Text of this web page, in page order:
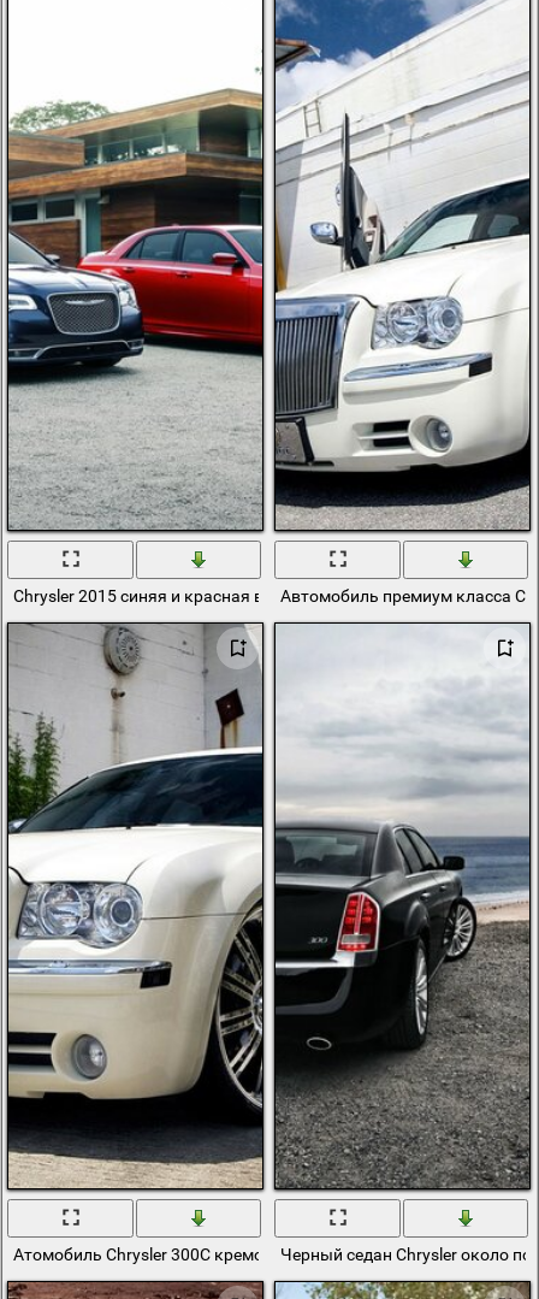
Chrysler 2015 синяя и красная внешний видАвтомобиль премиум класса
Атомобиль Chrysler 300C кремово-белого цветаЧерный седан Chrysler около